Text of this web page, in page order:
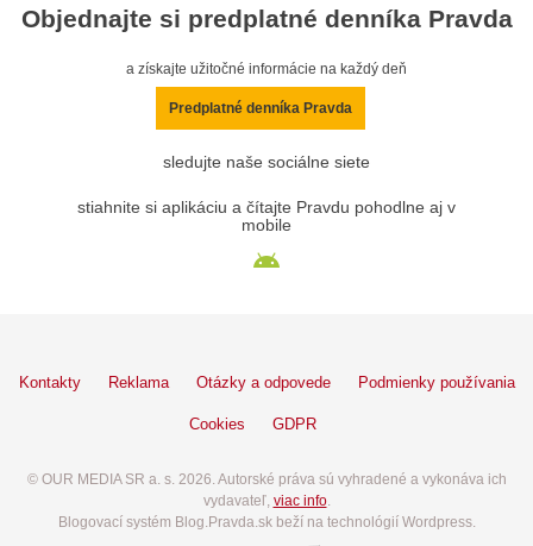
Objednajte si predplatné denníka Pravda
a získajte užitočné informácie na každý deň
Predplatné denníka Pravda
sledujte naše sociálne siete
stiahnite si aplikáciu a čítajte Pravdu pohodlne aj v
mobile
Kontakty Reklama Otázky a odpovede Podmienky používania
Cookies GDPR
© OUR MEDIA SR a. s. 2026. Autorské práva sú vyhradené a vykonáva ich
vydavateľ, viac info.
Blogovací systém Blog.Pravda.sk beží na technológií Wordpress.